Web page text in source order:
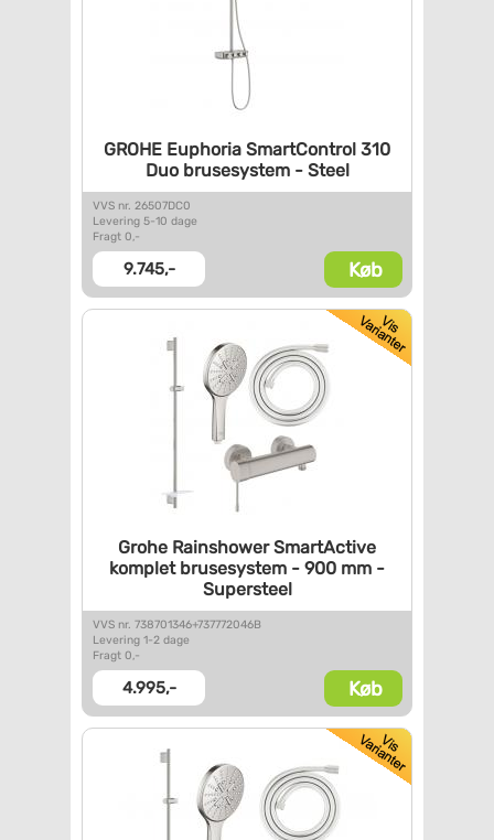
GROHE Euphoria SmartControl 310
Duo brusesystem - Steel
VVS nr. 26507DC0
Levering 5-10 dage
Fragt 0,-
9.745,- Køb
Grohe Rainshower SmartActive
komplet brusesystem - 900 mm -
Supersteel
VVS nr. 738701346+737772046B
Levering 1-2 dage
Fragt 0,-
4.995,- Køb